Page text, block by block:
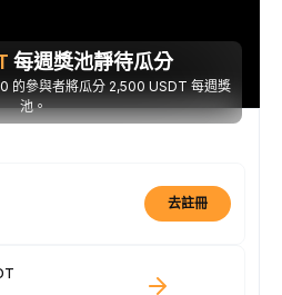
每週獎池靜待瓜分
的參與者將瓜分 2,500 USDT 每週獎
池。
去註冊